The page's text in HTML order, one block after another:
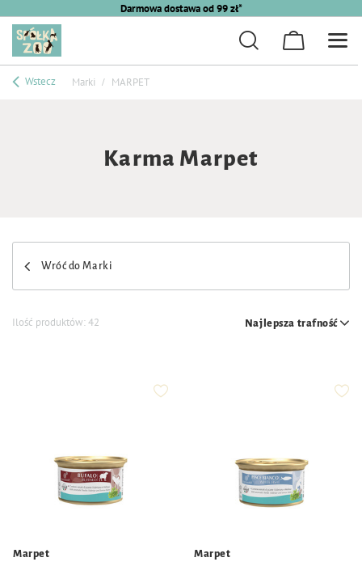
Darmowa dostawa od 99 zł*
Wstecz Marki MARPET
Karma Marpet
Wróć do Marki
Ilość produktów:42 Najlepsza trafność
Marpet
Marpet